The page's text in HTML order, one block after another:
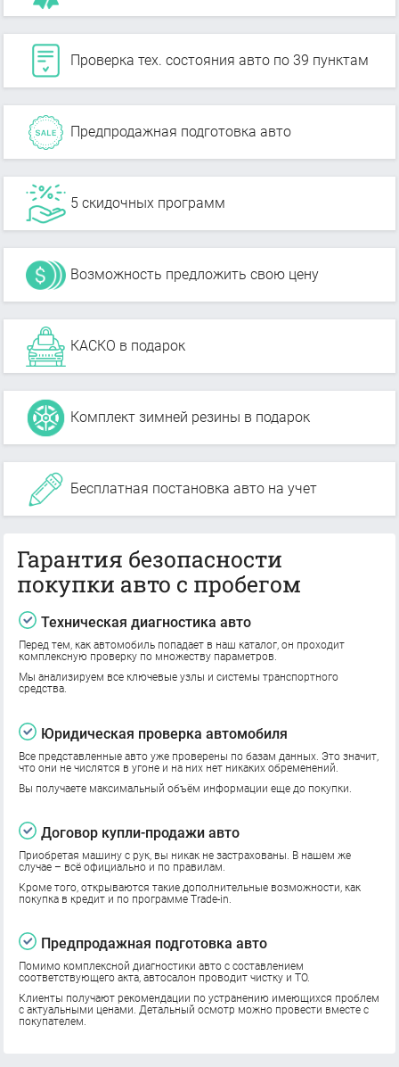
Проверка тех. состояния авто по 39 пунктам
Предпродажная подготовка авто
5 скидочных программ
Возможность предложить свою цену
КАСКО в подарок
Комплект зимней резины в подарок
Бесплатная постановка авто на учет
Гарантия безопасности
покупки авто с пробегом
Техническая диагностика авто
Перед тем, как автомобиль попадает в наш каталог, он проходит
комплексную проверку по множеству параметров.
Мы анализируем все ключевые узлы и системы транспортного
средства.
Юридическая проверка автомобиля
Все представленные авто уже проверены по базам данных. Это значит,
что они не числятся в угоне и на них нет никаких обременений.
Вы получаете максимальный объём информации еще до покупки.
Договор купли-продажи авто
Приобретая машину с рук, вы никак не застрахованы. В нашем же
случае – всё официально и по правилам.
Кроме того, открываются такие дополнительные возможности, как
покупка в кредит и по программе Trade-in.
Предпродажная подготовка авто
Помимо комплексной диагностики авто с составлением
соответствующего акта, автосалон проводит чистку и ТО.
Клиенты получают рекомендации по устранению имеющихся проблем
с актуальными ценами. Детальный осмотр можно провести вместе с
покупателем.